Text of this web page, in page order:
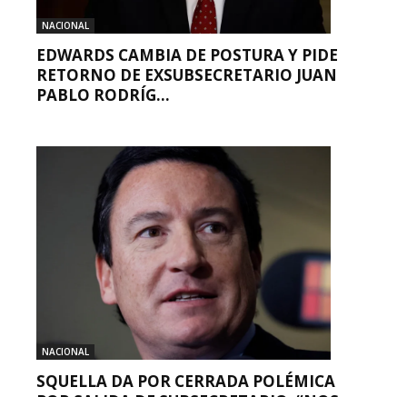
NACIONAL
EDWARDS CAMBIA DE POSTURA Y PIDE
RETORNO DE EXSUBSECRETARIO JUAN
PABLO RODRÍG...
NACIONAL
SQUELLA DA POR CERRADA POLÉMICA